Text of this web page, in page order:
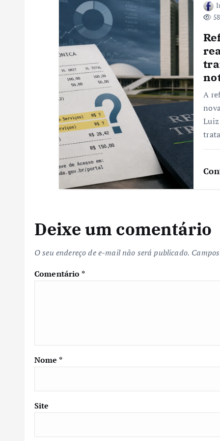
A
Deixe um comentário
O seu endereço de e-mail não será publicado.
Comentário *
Nome *
Site